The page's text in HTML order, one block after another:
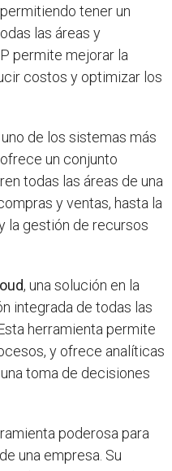
tener un
las áreas y
permite mejorar la
costos y optimizar los
uno de los sistemas más
un conjunto
todas las áreas de una
y ventas, hasta la
la gestión de recursos
, una solución en la
integrada de todas las
herramienta permite
y ofrece analíticas
toma de decisiones
poderosa para
una empresa. Su